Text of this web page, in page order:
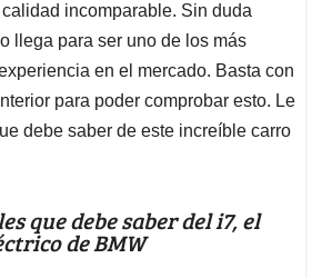
incomparable. Sin duda
llega para ser uno de los más
en el mercado. Basta con
para poder comprobar esto. Le
debe saber de este increíble carro
que debe saber del i7, el
de BMW